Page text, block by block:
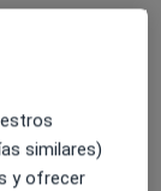
similares)
y ofrecer